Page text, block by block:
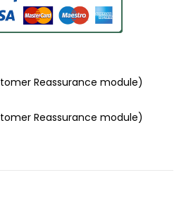
Reassurance module)
Reassurance module)